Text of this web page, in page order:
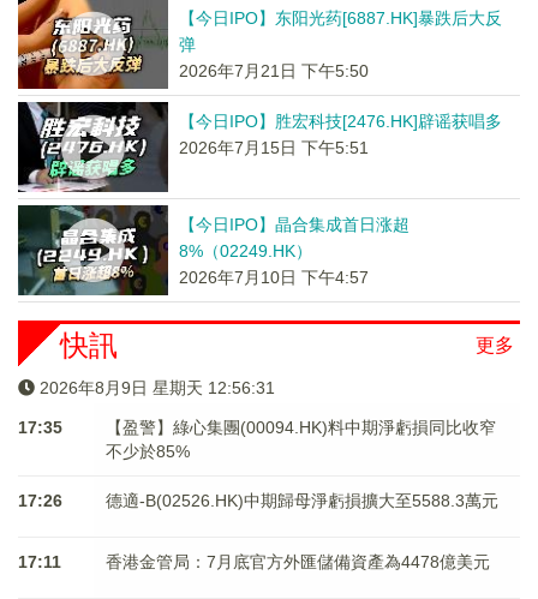
【今日IPO】东阳光药[6887.HK]暴跌后大反
弹
2026年7月21日 下午5:50
【今日IPO】胜宏科技[2476.HK]辟谣获唱多
2026年7月15日 下午5:51
【今日IPO】晶合集成首日涨超
8%（02249.HK）
2026年7月10日 下午4:57
更多
快訊
2026年8月9日 星期天 12:56:32
17:35
【盈警】綠心集團(00094.HK)料中期淨虧損同比收窄
不少於85%
17:26 德適-B(02526.HK)中期歸母淨虧損擴大至5588.3萬元
17:11 香港金管局：7月底官方外匯儲備資產為4478億美元